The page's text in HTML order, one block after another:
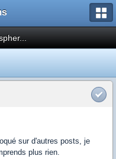
sur d'autres posts, je
plus rien.